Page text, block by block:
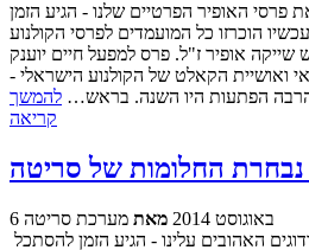
פרסי האופיר הפרטיים שלנו - הגיע הזמן
הוכרזו כל המועמדים לפרסי הקולנוע
לשנת 2014, ע"ש שייקה אופיר ז"ל. פרס למפעל חיים יוענק
ואושיית הקאלט של הקולנוע הישראלי -
הפתעות היו השנה. בראש… להמשך
קריאה
6 באוגוסט 2014 מאת מערכת סריטה